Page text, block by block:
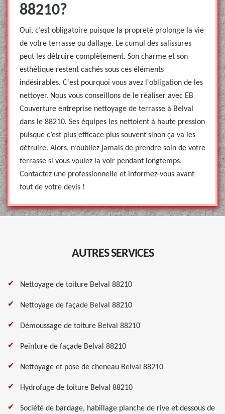
88210?
Oui, c’est obligatoire puisque la propreté prolonge la vie
de votre terrasse ou dallage. Le cumul des salissures
peut les détruire complètement. Son charme et son
esthétique restent cachés sous ces éléments
indésirables. C’est pourquoi vous avez l'obligation de les
nettoyer. Nous vous conseillons de le réaliser avec EB
Couverture entreprise nettoyage de terrasse à Belval
dans le 88210. Ses équipes les nettoient à haute pression
puisque c’est plus efficace plus souvent sinon ça va les
détruire. Alors, n’oubliez jamais de prendre soin de votre
terrasse si vous voulez la voir pendant longtemps.
Contactez une professionnelle et informez-vous avant
tout de votre devis !
AUTRES SERVICES
Nettoyage de toiture Belval 88210
Nettoyage de façade Belval 88210
Démoussage de toiture Belval 88210
Peinture de façade Belval 88210
Nettoyage et pose de cheneau Belval 88210
Hydrofuge de toiture Belval 88210
Société de bardage, habillage planche de rive et dessous de